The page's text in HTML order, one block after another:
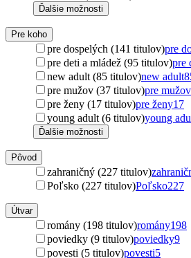
Ďalšie možnosti
Pre koho
pre dospelých (141 titulov)pre
pre deti a mládež (95 titulov)pre
new adult (85 titulov)new adult
pre mužov (37 titulov)pre mužov
pre ženy (17 titulov)pre ženy17
young adult (6 titulov)young
Ďalšie možnosti
Pôvod
zahraničný (227 titulov)
Poľsko (227 titulov)Poľsko227
Útvar
romány (198 titulov)romány198
poviedky (9 titulov)poviedky9
povesti (5 titulov)povesti5